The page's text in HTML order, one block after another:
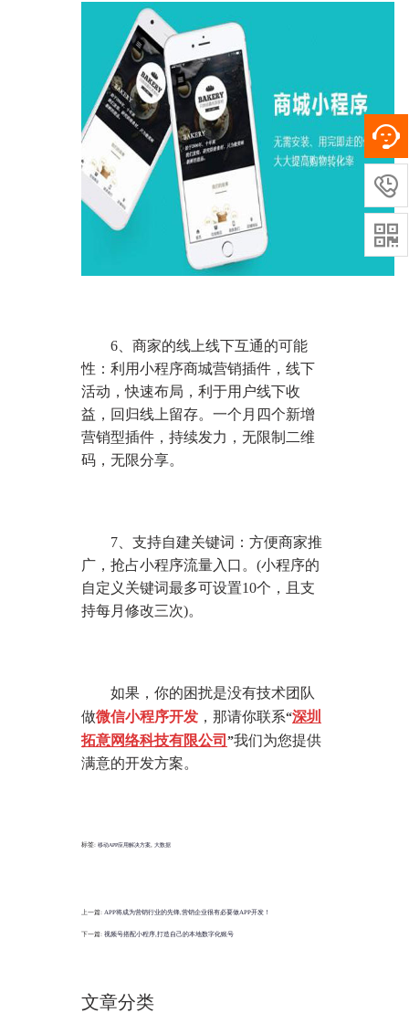
6、商家的线上线下互通的可能
性：利用小程序商城营销插件，线下
活动，快速布局，利于用户线下收
益，回归线上留存。一个月四个新增
营销型插件，持续发力，无限制二维
码，无限分享。
7、支持自建关键词：方便商家推
广，抢占小程序流量入口。(小程序的
自定义关键词最多可设置10个，且支
持每月修改三次)。
如果，你的困扰是没有技术团队
做微信小程序开发 ，那请你联系“深圳
拓意网络科技有限公司 ”我们为您提供
满意的开发方案。
标签: 移动APP应用解决方案 大数据
上一篇: APP将成为营销行业的先锋,营销企业很有必要做APP开发！
下一篇: 视频号搭配小程序,打造自己的本地数字化账号
文章分类

